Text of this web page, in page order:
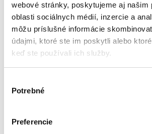
webové stránky, poskytujeme aj našim
oblasti sociálnych médií, inzercie a
môžu príslušné informácie
údajmi, ktoré ste im poskytli alebo
keď ste používali ich služby.
súhlasu
Potrebné
Preferencie